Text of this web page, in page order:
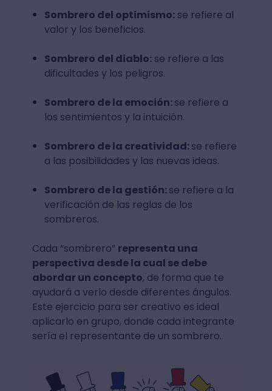
Sombrero del optimismo:se refiere al
valor y los beneficios.
Sombrero del diablo:se refiere a las
dificultades y los peligros.
Sombrero de la emoción:se refiere a
los sentimientos y la intuición.
Sombrero de la creatividad:se refiere
a las posibilidades y las nuevas ideas.
Sombrero de la gestión:se refiere a la
verificación de las reglas de los
sombreros.
Cada “sombrero” representa una
perspectiva desde la cual se debe
abordar un concepto, de forma que te
ayudará a verlo desde diferentes ángulos.
Este ejercicio para ser creativo es ideal
aplicarlo en grupo, donde cada integrante
sería el representante de un sombrero.